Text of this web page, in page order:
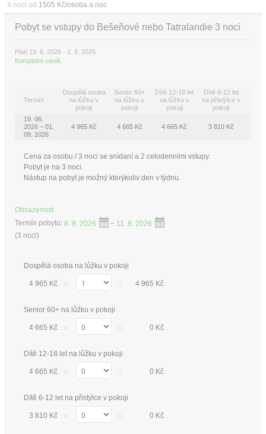
4 noci od 1505 Kč/osoba a noc
Pobyt se vstupy do Bešeňové nebo Tatralandie 3 noci
Platí 19. 6. 2026 - 1. 9. 2026
Kompletní ceník
Termín
Dospělá osoba
na lůžku v
pokoji
Senior 60+
na lůžku v
pokoji
Dítě 12-18 let
na lůžku v
pokoji
Dítě 6-12 let
na přistýlce v
pokoji
19. 06.
2026 – 01.
09. 2026
4 965 Kč 4 665 Kč 4 665 Kč 3 810 Kč
Cena za osobu / 3 noci se snídaní a 2 celodenními vstupy.
Pobyt je na 3 noci.
Nástup na pobyt je možný kterýkoliv den v týdnu.
Obsazenost
Termín pobytu: 8. 8. 2026 – 11. 8. 2026
(3 noci)
Dospělá osoba na lůžku v pokoji
4 965 Kč 4 965 Kč
Senior 60+ na lůžku v pokoji
4 665 Kč 0 Kč
Dítě 12-18 let na lůžku v pokoji
4 665 Kč 0 Kč
Dítě 6-12 let na přistýlce v pokoji
3 810 Kč 0 Kč